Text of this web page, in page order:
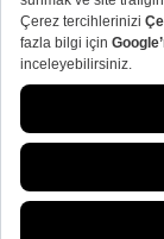
ERKEK POPÜLER
KADIN POPÜLER
© Lufian.com